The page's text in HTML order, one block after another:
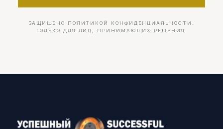
ЗАЩИЩЕНО ПОЛИТИКОЙ КОНФИДЕНЦИАЛЬНОСТИ.
ТОЛЬКО ДЛЯ ЛИЦ, ПРИНИМАЮЩИХ РЕШЕНИЯ.